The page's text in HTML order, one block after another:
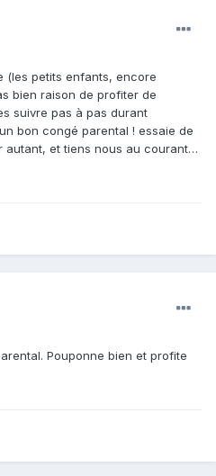
(les petits enfants, encore
bien raison de profiter de
suivre pas à pas durant
bon congé parental ! essaie de
autant, et tiens nous au courant…
Pouponne bien et profite